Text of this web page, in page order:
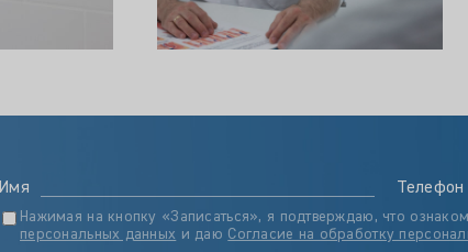
Имя Телефон
Нажимая на кнопку «Записаться», я подтверждаю, что
персональных данных и даю Согласие на обработку